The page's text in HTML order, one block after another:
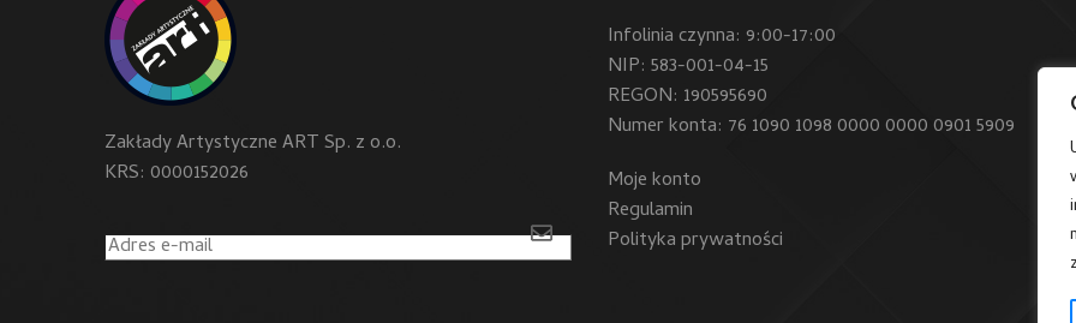
Zakłady Artystyczne ART Sp. z o.o.
KRS: 0000152026
Infolinia czynna: 9:00-17:00
NIP: 583-001-04-15
REGON: 190595690
Numer konta: 76 1090 1098 0000 0000 0901 5909
Moje konto
Regulamin
Polityka prywatności